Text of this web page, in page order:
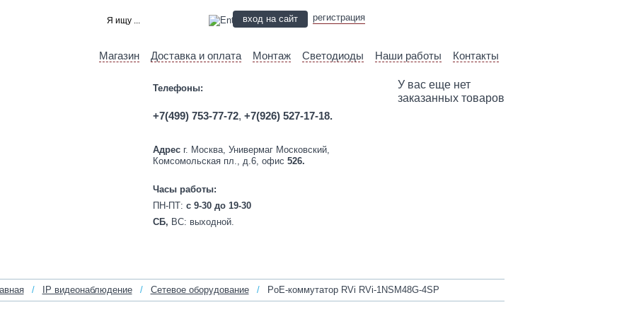
вход на сайт регистрация
Магазин Доставка и оплата Монтаж Светодиоды Наши работы Контакты
У вас еще нет
заказанных товаров
Телефоны:
+7(499) 753-77-72, +7(926) 527-17-18.
Адресг. Москва, Универмаг Московский,
Комсомольская пл., д.6, офис 526.
Часы работы:
ПН-ПТ: c 9-30 до 19-30
СБ, ВС: выходной.
/ IP видеонаблюдение / Сетевое оборудование / PoE-коммутатор RVi RVi-1NSM48G-4SP